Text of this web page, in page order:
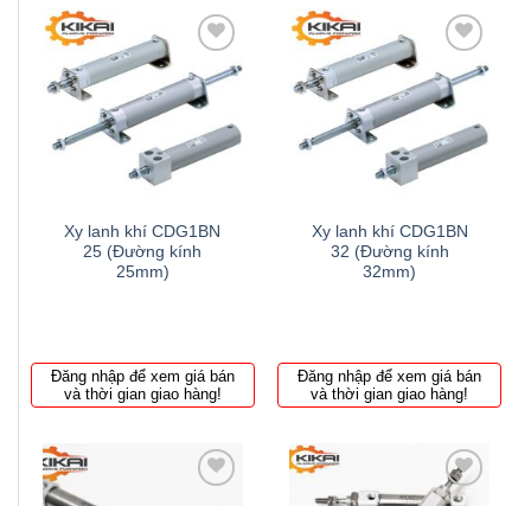
Thêm
to
Xy lanh khí CDG1BN
25 (Đường kính
25mm)
Đăng nhập để xem giá bán
và thời gian giao hàng!
Thêm
to
Xy lanh khí CDG1BN
32 (Đường kính
32mm)
Đăng nhập để xem giá bán
và thời gian giao hàng!